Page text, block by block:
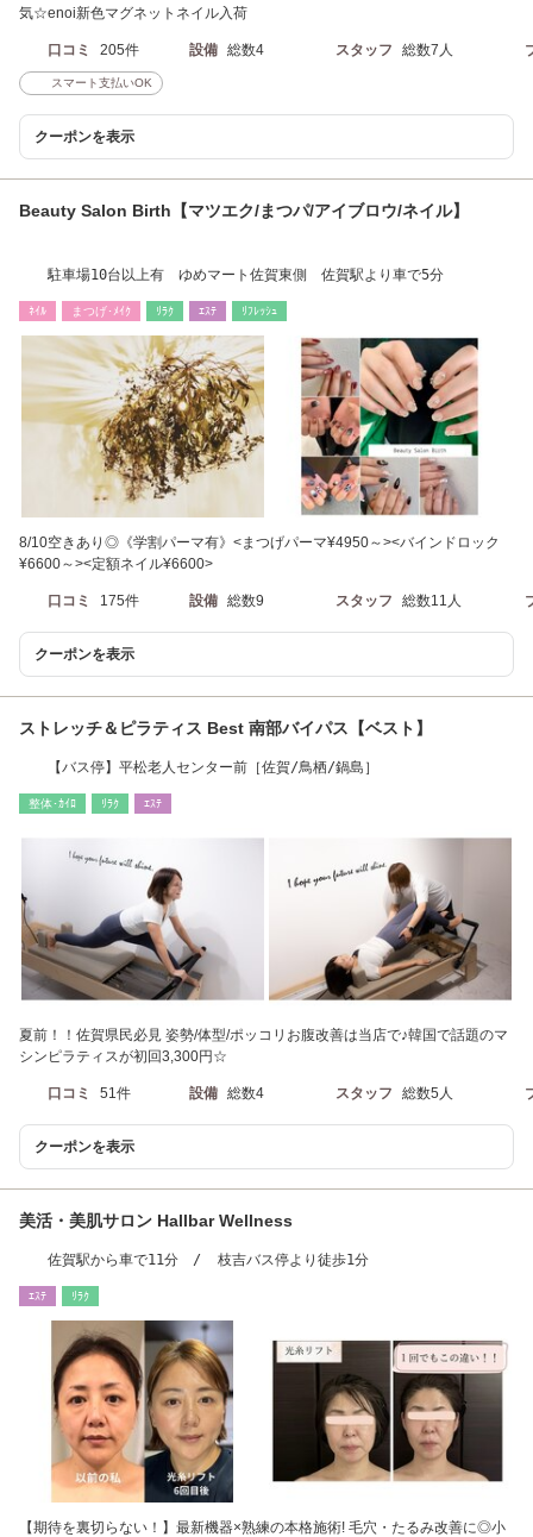
気☆enoi新色マグネットネイル入荷
口コミ 205件 設備 総数4 スタッフ 総数7人
スマート支払いOK
クーポンを表示
Beauty Salon Birth【マツエク/まつパ/アイブロウ/ネイル】
駐車場10台以上有 ゆめマート佐賀東側 佐賀駅より車で5分
ﾈｲﾙ まつげ･ﾒｲｸ ﾘﾗｸ ｴｽﾃ ﾘﾌﾚｯｼｭ
8/10空きあり◎《学割パーマ有》<まつげパーマ¥4950～><バインドロック
¥6600～><定額ネイル¥6600>
口コミ 175件 設備 総数9 スタッフ 総数11人
クーポンを表示
ストレッチ＆ピラティス Best 南部バイパス【ベスト】
【バス停】平松老人センター前［佐賀/鳥栖/鍋島］
整体･ｶｲﾛ ﾘﾗｸ ｴｽﾃ
夏前！！佐賀県民必見 姿勢/体型/ポッコリお腹改善は当店で♪韓国で話題のマ
シンピラティスが初回3,300円☆
口コミ 51件 設備 総数4 スタッフ 総数5人
クーポンを表示
美活・美肌サロン Hallbar Wellness
佐賀駅から車で11分 / 枝吉バス停より徒歩1分
ｴｽﾃ ﾘﾗｸ
【期待を裏切らない！】最新機器×熟練の本格施術! 毛穴・たるみ改善に◎小